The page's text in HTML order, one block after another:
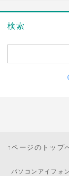
検索
↑ページのトップ
パソコンアイフ